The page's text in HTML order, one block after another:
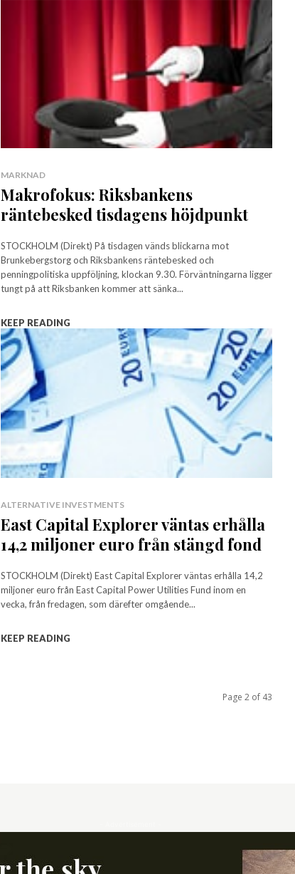
MARKNAD
Makrofokus: Riksbankens
räntebesked tisdagens höjdpunkt
STOCKHOLM (Direkt) På tisdagen vänds blickarna mot
Brunkebergstorg och Riksbankens räntebesked och
penningpolitiska uppföljning, klockan 9.30. Förväntningarna ligger
tungt på att Riksbanken kommer att sänka...
KEEP READING
ALTERNATIVE INVESTMENTS
East Capital Explorer väntas erhålla
14,2 miljoner euro från stängd fond
STOCKHOLM (Direkt) East Capital Explorer väntas erhålla 14,2
miljoner euro från East Capital Power Utilities Fund inom en
vecka, från fredagen, som därefter omgående...
KEEP READING
Page 2 of 43